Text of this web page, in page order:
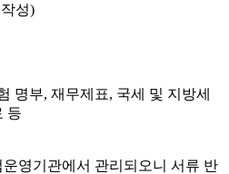
성)
명부, 재무제표, 국세 및 지방세
등
영기관에서 관리되오니 서류 반